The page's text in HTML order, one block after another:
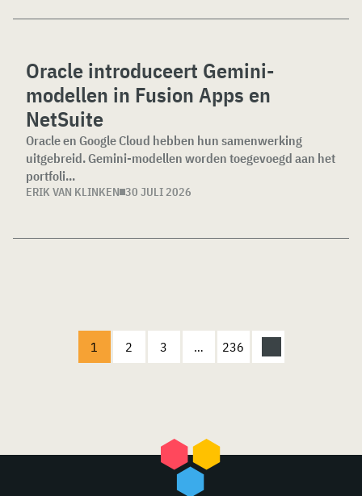
Oracle introduceert Gemini-
modellen in Fusion Apps en
NetSuite
Oracle en Google Cloud hebben hun samenwerking
uitgebreid. Gemini-modellen worden toegevoegd aan het
portfoli...
ERIK VAN KLINKEN 30 JULI 2026
1 2 3 … 236